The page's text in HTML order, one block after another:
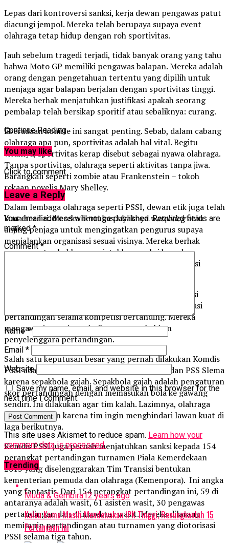
Lepas dari kontroversi sanksi, kerja dewan pengawas patut
diacungi jempol. Mereka telah berupaya supaya event
olahraga tetap hidup dengan roh sportivitas.
Jauh sebelum tragedi terjadi, tidak banyak orang yang tahu
bahwa Moto GP memiliki pengawas balapan. Mereka adalah
orang dengan pengetahuan tertentu yang dipilih untuk
menjaga agar balapan berjalan dengan sportivitas tinggi.
Mereka berhak menjatuhkan justifikasi apakah seorang
pembalap telah bersikap sporitif atau sebaliknya: curang.
Eberadaan komite ini sangat penting. Sebab, dalam cabang
olahraga apa pun, sportivitas adalah hal vital. Begitu
vitalnya, sportivitas kerap disebut sebagai nyawa olahraga.
Tanpa sportivitas, olahraga seperti aktivitas tanpa jiwa.
Barangkali seperti zombie atau Frankenstein – tokoh
rekaan novelis Mary Shelley.
Dalam lembaga olahraga seperti PSSI, dewan etik juga telah
lama berdiri. Mereka bertugas layaknyawatchdogatau
anjing penjaga untuk mengingatkan pengurus supaya
menjalankan organisasi sesuai visinya. Mereka berhak
menegur atau bahkan menjatuhkan sanksi kepada
pengurus. Tugas mereka hampir sama dengan Komisi
Saat menggelar kompetisi, PSSI juga memiliki komisi
disiplin (komdis) yang salah satu tugasnya mengawasi
pertandingan selama kompetisi bertanding. Mereka
mengawasi pemain, pelatih, suporter, bahkan
penyelenggara pertandingan.
Salah satu keputusan besar yang pernah dilakukan Komdis
PSSI adalah memberikan sanksi kepada PSIS dan PSS Slema
karena sepakbola gajah. Sepakbola gajah adalah pengaturan
skor pertandingan dengan memasukan bola ke gawang
sendiri. Ini dilakukan agar tim kalah. Lazimnya, olahraga
gajah dilakukan karena tim ingin menghindari lawan kuat di
laga berikutnya.
Komdis PSSI juga pernah menjatuhkan sanksi kepada 154
perangkat pertandingan turnamen Piala Kemerdekaan
2015 yang diselenggarakan Tim Transisi bentukan
kementerian pemuda dan olahraga (Kemenpora). Ini angka
yang fantastis. Dari 154 perangkat pertandingan ini, 59 di
antaranya adalah wasit, 61 asisten wasit, 30 pengawas
pertandingan dan 4 inspektur wasit. Mereka dilarang
memimpin pertandingan atau turnamen yang diotorisasi
PSSI selama tiga tahun.
Continue Reading
You may like
Click to comment
Leave a Reply
Your email address will not be published. Required fields are
marked*
Comment*
Name*
Email *
Website
Save my name, email, and website in this browser for the
next time I comment.
This site uses Akismet to reduce spam. Learn how your
comment data is processed.
Trending
Muda & Gembira12 years ago
Kalau Kamu Masih Mendewakan IPK Tinggi, Renungkanlah 15
Pertanyaan Ini